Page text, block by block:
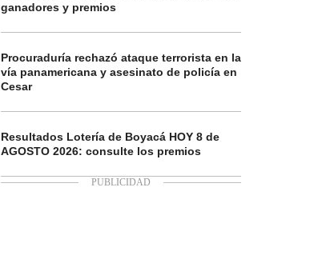
ganadores y premios
Procuraduría rechazó ataque terrorista en la
vía panamericana y asesinato de policía en
Cesar
Resultados Lotería de Boyacá HOY 8 de
AGOSTO 2026: consulte los premios